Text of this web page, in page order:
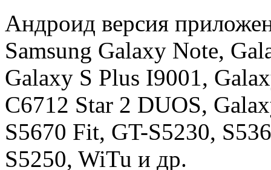
Андроид версия
Samsung Galaxy Note,
Galaxy S Plus I9001,
C6712 Star 2 DUOS,
S5670 Fit, GT-S5230,
S5250, WiTu и др.